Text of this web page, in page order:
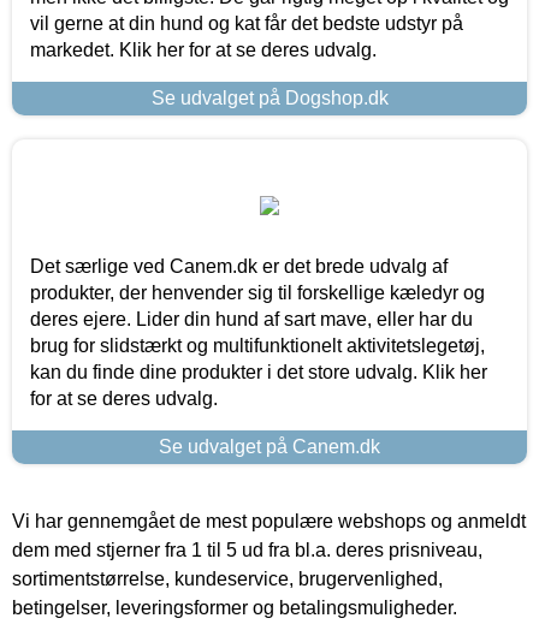
vil gerne at din hund og kat får det bedste udstyr på
markedet. Klik her for at se deres udvalg.
Se udvalget på Dogshop.dk
Det særlige ved Canem.dk er det brede udvalg af
produkter, der henvender sig til forskellige kæledyr og
deres ejere. Lider din hund af sart mave, eller har du
brug for slidstærkt og multifunktionelt aktivitetslegetøj,
kan du finde dine produkter i det store udvalg. Klik her
for at se deres udvalg.
Se udvalget på Canem.dk
Vi har gennemgået de mest populære webshops og anmeldt
dem med stjerner fra 1 til 5 ud fra bl.a. deres prisniveau,
sortimentstørrelse, kundeservice, brugervenlighed,
betingelser, leveringsformer og betalingsmuligheder.